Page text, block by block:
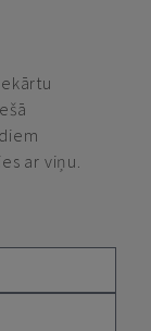
ar viņu.